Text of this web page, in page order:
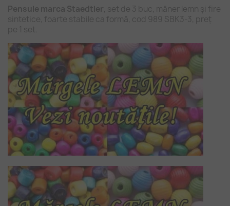
Pensule marca Staedtler, set de 3 buc, mâner lemn și fire
sintetice, foarte stabile ca formă, cod 989 SBK3-3, preț
pe 1 set.